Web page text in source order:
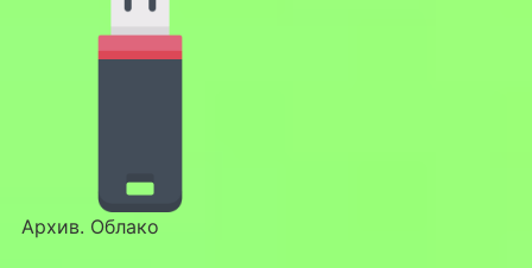
Архив. Облако